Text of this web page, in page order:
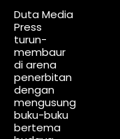
Duta Media
Press
turun-
membaur
di arena
penerbitan
dengan
mengusung
buku-buku
bertema